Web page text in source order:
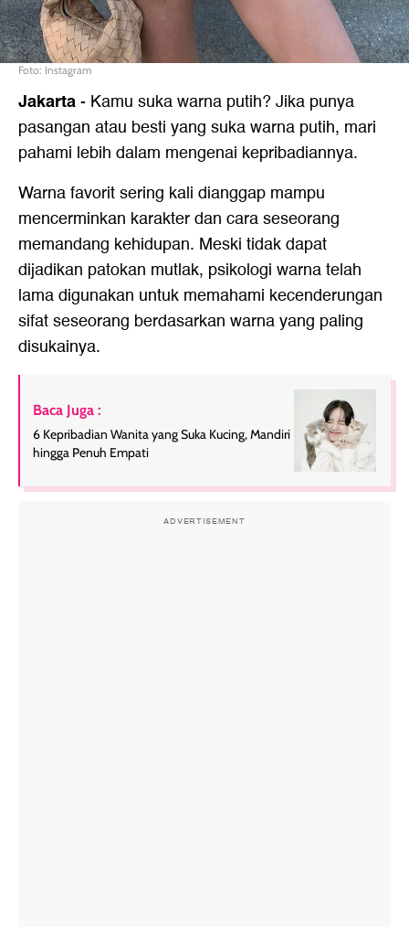
Foto: Instagram
Jakarta- Kamu suka warna putih? Jika punya
pasangan atau besti yang suka warna putih, mari
pahami lebih dalam mengenai kepribadiannya.
Warna favorit sering kali dianggap mampu
mencerminkan karakter dan cara seseorang
memandang kehidupan. Meski tidak dapat
dijadikan patokan mutlak, psikologi warna telah
lama digunakan untuk memahami kecenderungan
sifat seseorang berdasarkan warna yang paling
disukainya.
Baca Juga :
6 Kepribadian Wanita yang Suka Kucing, Mandiri
hingga Penuh Empati
ADVERTISEMENT